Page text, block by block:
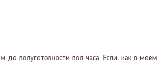
полуготовности пол часа. Если, как в моем